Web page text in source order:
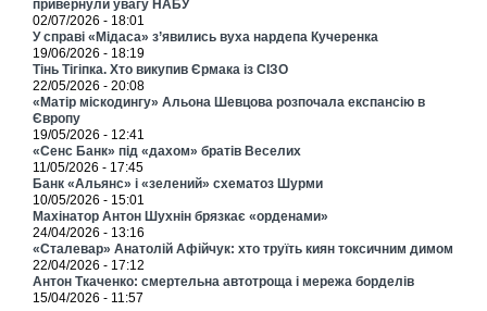
привернули увагу НАБУ
02/07/2026 - 18:01
У справі «Мідаса» з’явились вуха нардепа Кучеренка
19/06/2026 - 18:19
Тінь Тігіпка. Хто викупив Єрмака із СІЗО
22/05/2026 - 20:08
«Матір міскодингу» Альона Шевцова розпочала експансію в
Європу
19/05/2026 - 12:41
«Сенс Банк» під «дахом» братів Веселих
11/05/2026 - 17:45
Банк «Альянс» і «зелений» схематоз Шурми
10/05/2026 - 15:01
Махінатор Антон Шухнін брязкає «орденами»
24/04/2026 - 13:16
«Сталевар» Анатолій Афійчук: хто труїть киян токсичним димом
22/04/2026 - 17:12
Антон Ткаченко: смертельна автотроща і мережа борделів
15/04/2026 - 11:57